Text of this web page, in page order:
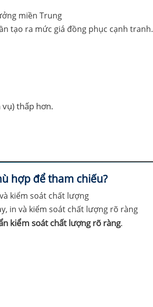
tạo ra mức giá đồng phục cạnh tranh.
thấp hơn.
hợp để tham chiếu?
in và kiểm soát chất lượng rõ ràng
kiểm soát chất lượng rõ ràng.